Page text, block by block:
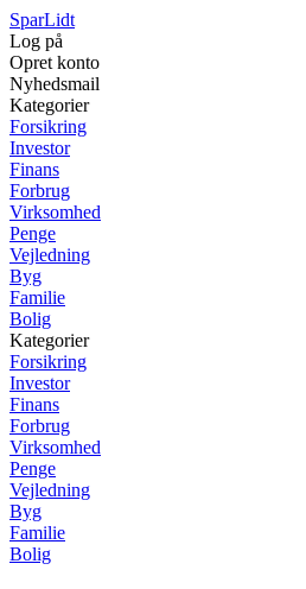
SparLidt
Log på
Opret konto
Nyhedsmail
Kategorier
Forsikring
Investor
Finans
Forbrug
Virksomhed
Penge
Vejledning
Byg
Familie
Bolig
Kategorier
Forsikring
Investor
Finans
Forbrug
Virksomhed
Penge
Vejledning
Byg
Familie
Bolig